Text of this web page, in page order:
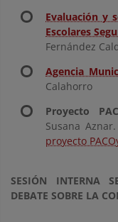
Evaluación y
Escolares
Fernández
Agencia
Calahorro
Proyecto
Susana Aznar.
proyecto
SESIÓN INTERNA
DEBATE SOBRE LA